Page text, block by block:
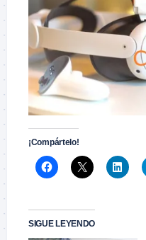
¡Compártelo!
SIGUE LEYENDO